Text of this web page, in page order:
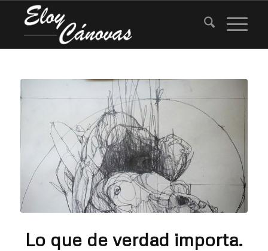
Lo que de verdad importa.